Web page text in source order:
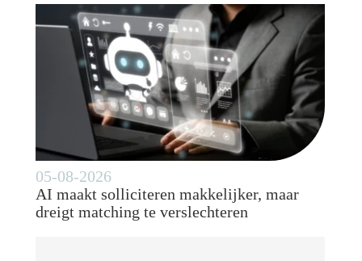
05-08-2026
AI maakt solliciteren makkelijker, maar
dreigt matching te verslechteren